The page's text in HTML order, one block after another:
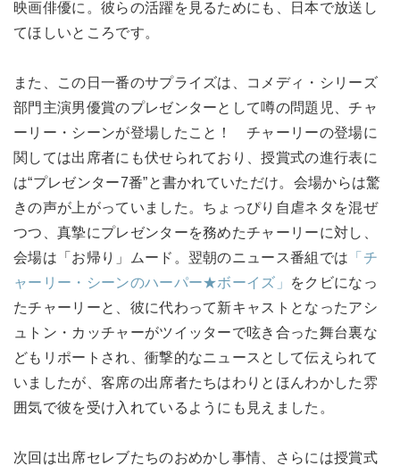
映画俳優に。彼らの活躍を見るためにも、日本で放送し
てほしいところです。
また、この日一番のサプライズは、コメディ・シリーズ
部門主演男優賞のプレゼンターとして噂の問題児、チャ
ーリー・シーンが登場したこと！ チャーリーの登場に
関しては出席者にも伏せられており、授賞式の進行表に
は“プレゼンター7番”と書かれていただけ。会場からは驚
きの声が上がっていました。ちょっぴり自虐ネタを混ぜ
つつ、真摯にプレゼンターを務めたチャーリーに対し、
会場は「お帰り」ムード。翌朝のニュース番組では 「チ
ャーリー・シーンのハーパー★ボーイズ」
をクビになっ
たチャーリーと、彼に代わって新キャストとなったアシ
ュトン・カッチャーがツイッターで呟き合った舞台裏な
どもリポートされ、衝撃的なニュースとして伝えられて
いましたが、客席の出席者たちはわりとほんわかした雰
囲気で彼を受け入れているようにも見えました。
次回は出席セレブたちのおめかし事情、さらには授賞式